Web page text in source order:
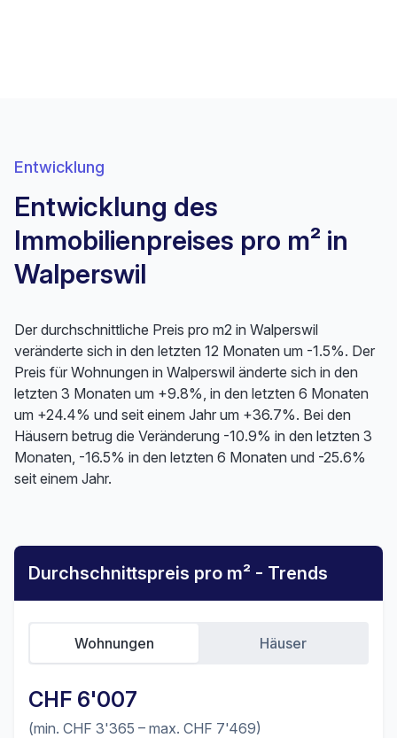
Entwicklung
Entwicklung des
Immobilienpreises pro m² in
Walperswil
Der durchschnittliche Preis pro m2 in Walperswil
veränderte sich in den letzten 12 Monaten um -1.5%. Der
Preis für Wohnungen in Walperswil änderte sich in den
letzten 3 Monaten um +9.8%, in den letzten 6 Monaten
um +24.4% und seit einem Jahr um +36.7%. Bei den
Häusern betrug die Veränderung -10.9% in den letzten 3
Monaten, -16.5% in den letzten 6 Monaten und -25.6%
seit einem Jahr.
Durchschnittspreis pro m² - Trends
CHF 6'007
(min. CHF 3'365 – max. CHF 7'469)
Wohnungen Häuser